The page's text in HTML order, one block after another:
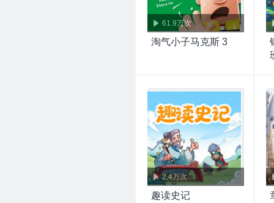
61.9万次
淘气小子马克斯 3
2.4万次
趣读史记